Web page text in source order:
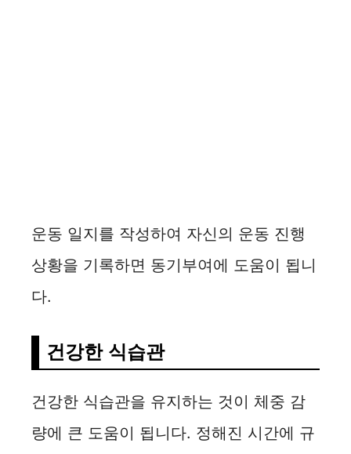
운동 일지를 작성하여 자신의 운동 진행
상황을 기록하면 동기부여에 도움이 됩니
다.
건강한 식습관
건강한 식습관을 유지하는 것이 체중 감
량에 큰 도움이 됩니다. 정해진 시간에 규